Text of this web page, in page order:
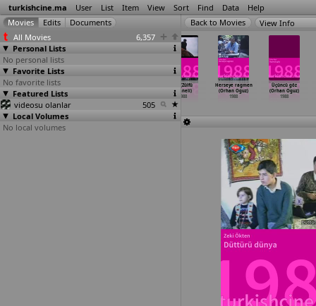
turkishcine.ma User List Item View Sort Find Data Help
All Movies
6,357
Personal Lists
No personal lists
Favorite Lists
No favorite lists
Featured Lists
videosu olanlar
505
Local Volumes
No local volumes
View Info
Dolunay (Sahin
Kaygun)
1988
Sis (Zülfü
Livaneli)
1988
Herseye ragmen
(Orhan Oguz)
1988
Üçüncü göz
(Orhan Oguz)
1988